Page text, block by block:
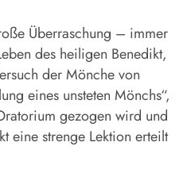
Überraschung – immer
des heiligen Benedikt,
der Mönche von
eines unsteten Mönchs“,
gezogen wird und
eine strenge Lektion erteilt